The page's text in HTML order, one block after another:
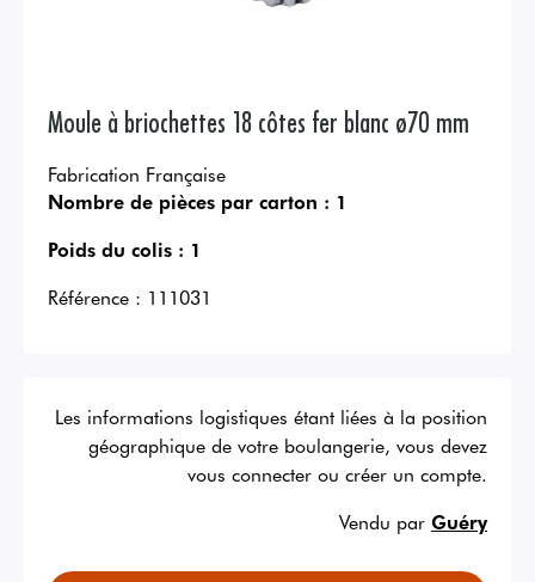
Moule à briochettes 18 côtes fer blanc ø70 mm
Fabrication Française
Nombre de pièces par carton : 1
Poids du colis : 1
Référence : 111031
Les informations logistiques étant liées à la position
géographique de votre boulangerie, vous devez
vous connecter ou créer un compte.
Vendu par Guéry